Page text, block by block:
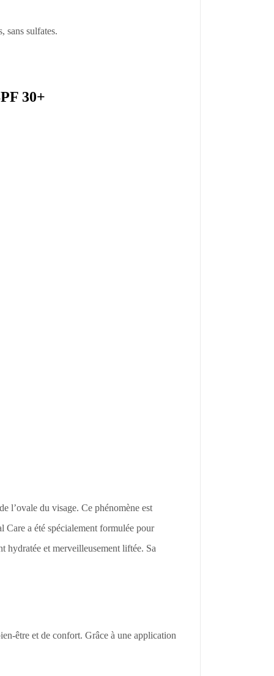
sans sulfates.
30+
l’ovale du visage. Ce phénomène est
a été spécialement formulée pour
hydratée et merveilleusement liftée. Sa
être et de confort. Grâce à une application